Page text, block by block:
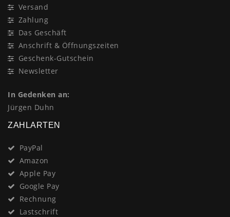
Versand
Zahlung
Das Geschäft
Anschrift & Öffnungszeiten
Geschenk-Gutschein
Newsletter
In Gedenken an:
Jürgen Duhn
ZAHLARTEN
PayPal
Amazon
Apple Pay
Google Pay
Rechnung
Lastschrift